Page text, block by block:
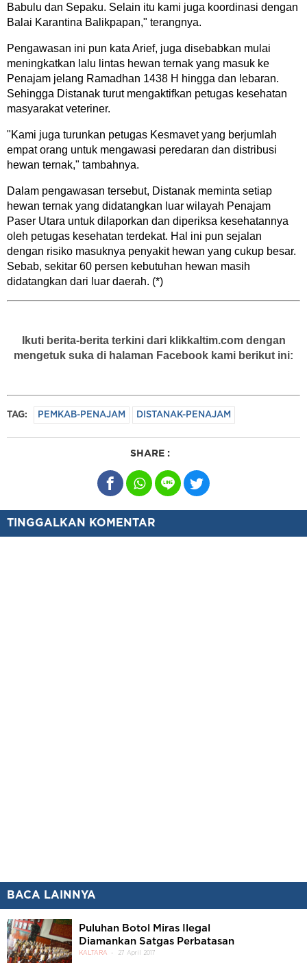
Babulu dan Sepaku. Selain itu kami juga koordinasi dengan
Balai Karantina Balikpapan," terangnya.
Pengawasan ini pun kata Arief, juga disebabkan mulai
meningkatkan lalu lintas hewan ternak yang masuk ke
Penajam jelang Ramadhan 1438 H hingga dan lebaran.
Sehingga Distanak turut mengaktifkan petugas kesehatan
masyarakat veteriner.
"Kami juga turunkan petugas Kesmavet yang berjumlah
empat orang untuk mengawasi peredaran dan distribusi
hewan ternak," tambahnya.
Dalam pengawasan tersebut, Distanak meminta setiap
hewan ternak yang didatangkan luar wilayah Penajam
Paser Utara untuk dilaporkan dan diperiksa kesehatannya
oleh petugas kesehatan terdekat. Hal ini pun sejalan
dengan risiko masuknya penyakit hewan yang cukup besar.
Sebab, sekitar 60 persen kebutuhan hewan masih
didatangkan dari luar daerah. (*)
Ikuti berita-berita terkini dari klikkaltim.com dengan
mengetuk suka di halaman Facebook kami berikut ini:
TAG: PEMKAB-PENAJAM DISTANAK-PENAJAM
SHARE :
TINGGALKAN KOMENTAR
BACA LAINNYA
Puluhan Botol Miras Ilegal
Diamankan Satgas Perbatasan
KALTARA 27 April 2017